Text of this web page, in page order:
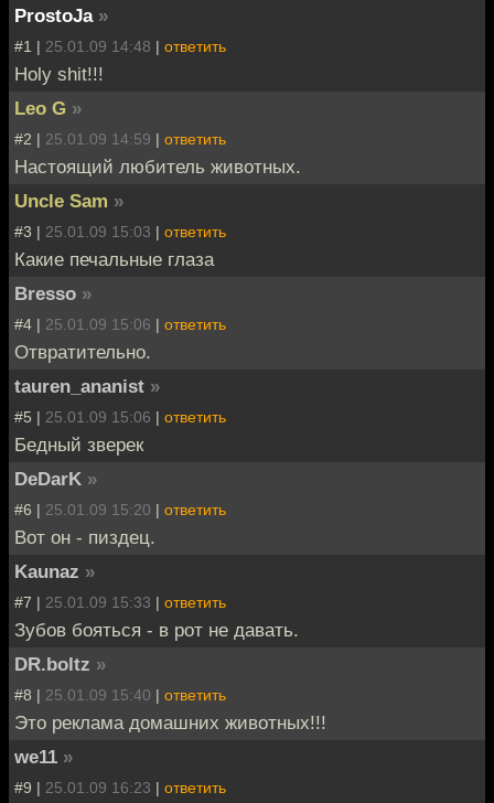
ProstoJa »
#1 | 25.01.09 14:48 | ответить
Holy shit!!!
Leo G »
#2 | 25.01.09 14:59 | ответить
Настоящий любитель животных.
Uncle Sam »
#3 | 25.01.09 15:03 | ответить
Какие печальные глаза
Bresso »
#4 | 25.01.09 15:06 | ответить
Отвратительно.
tauren_ananist »
#5 | 25.01.09 15:06 | ответить
Бедный зверек
DeDarK »
#6 | 25.01.09 15:20 | ответить
Вот он - пиздец.
Kaunaz »
#7 | 25.01.09 15:33 | ответить
Зубов бояться - в рот не давать.
DR.boltz »
#8 | 25.01.09 15:40 | ответить
Это реклама домашних животных!!!
we11 »
#9 | 25.01.09 16:23 | ответить